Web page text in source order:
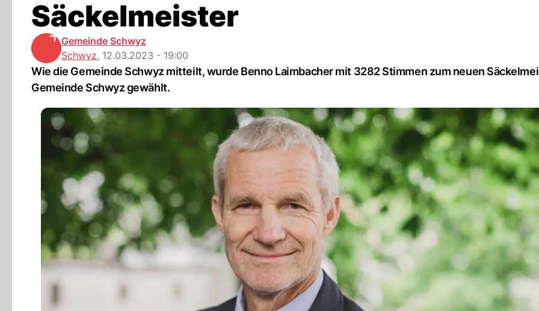
Säckelmeister
Gemeinde Schwyz
Schwyz, 12.03.2023 - 19:00
Wie die Gemeinde Schwyz mitteilt, wurde Benno Laimbacher mit 3282 Stimmen zum neuen
Gemeinde Schwyz gewählt.